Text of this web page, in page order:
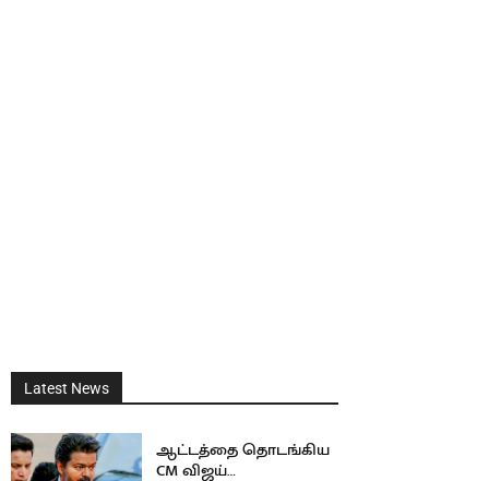
Latest News
ஆட்டத்தை தொடங்கிய
CM விஜய்…